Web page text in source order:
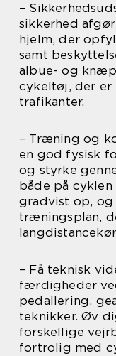
–
sikkerhed
hjelm, der
samt
albue- og
cykeltøj, der er
trafikanter.
– Træning og
en god fysisk
og styrke
både på
gradvist op, og
træningsplan,
– Få teknisk
færdigheder
pedallering,
teknikker. Øv
forskellige
fortrolig med